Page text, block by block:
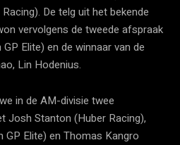
De telg uit het bekende
vervolgens de tweede afspraak
Elite) en de winnaar van de
Lin Hodenius.
in de AM-divisie twee
Josh Stanton (Huber Racing),
Elite) en Thomas Kangro